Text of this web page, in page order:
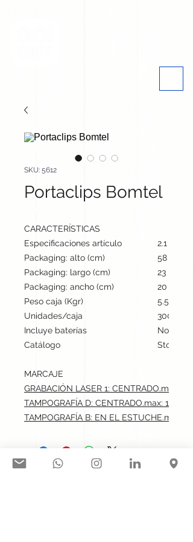
SKU: 5612
Portaclips Bomtel
CARACTERÍSTICAS
Especificaciones artículo
2.1 cm /
Packaging: alto (cm)
58
Packaging: largo (cm)
23
Packaging: ancho (cm)
20
Peso caja (Kgr)
5.5
Unidades/caja
300
Incluye baterías
No
Catálogo
Stock
MARCAJE
GRABACIÓN LASER 1: CENTRADO.max:
TAMPOGRAFÍA D: CENTRADO.max: 1.5x1 cm
TAMPOGRAFÍA B: EN EL ESTUCHE.max: